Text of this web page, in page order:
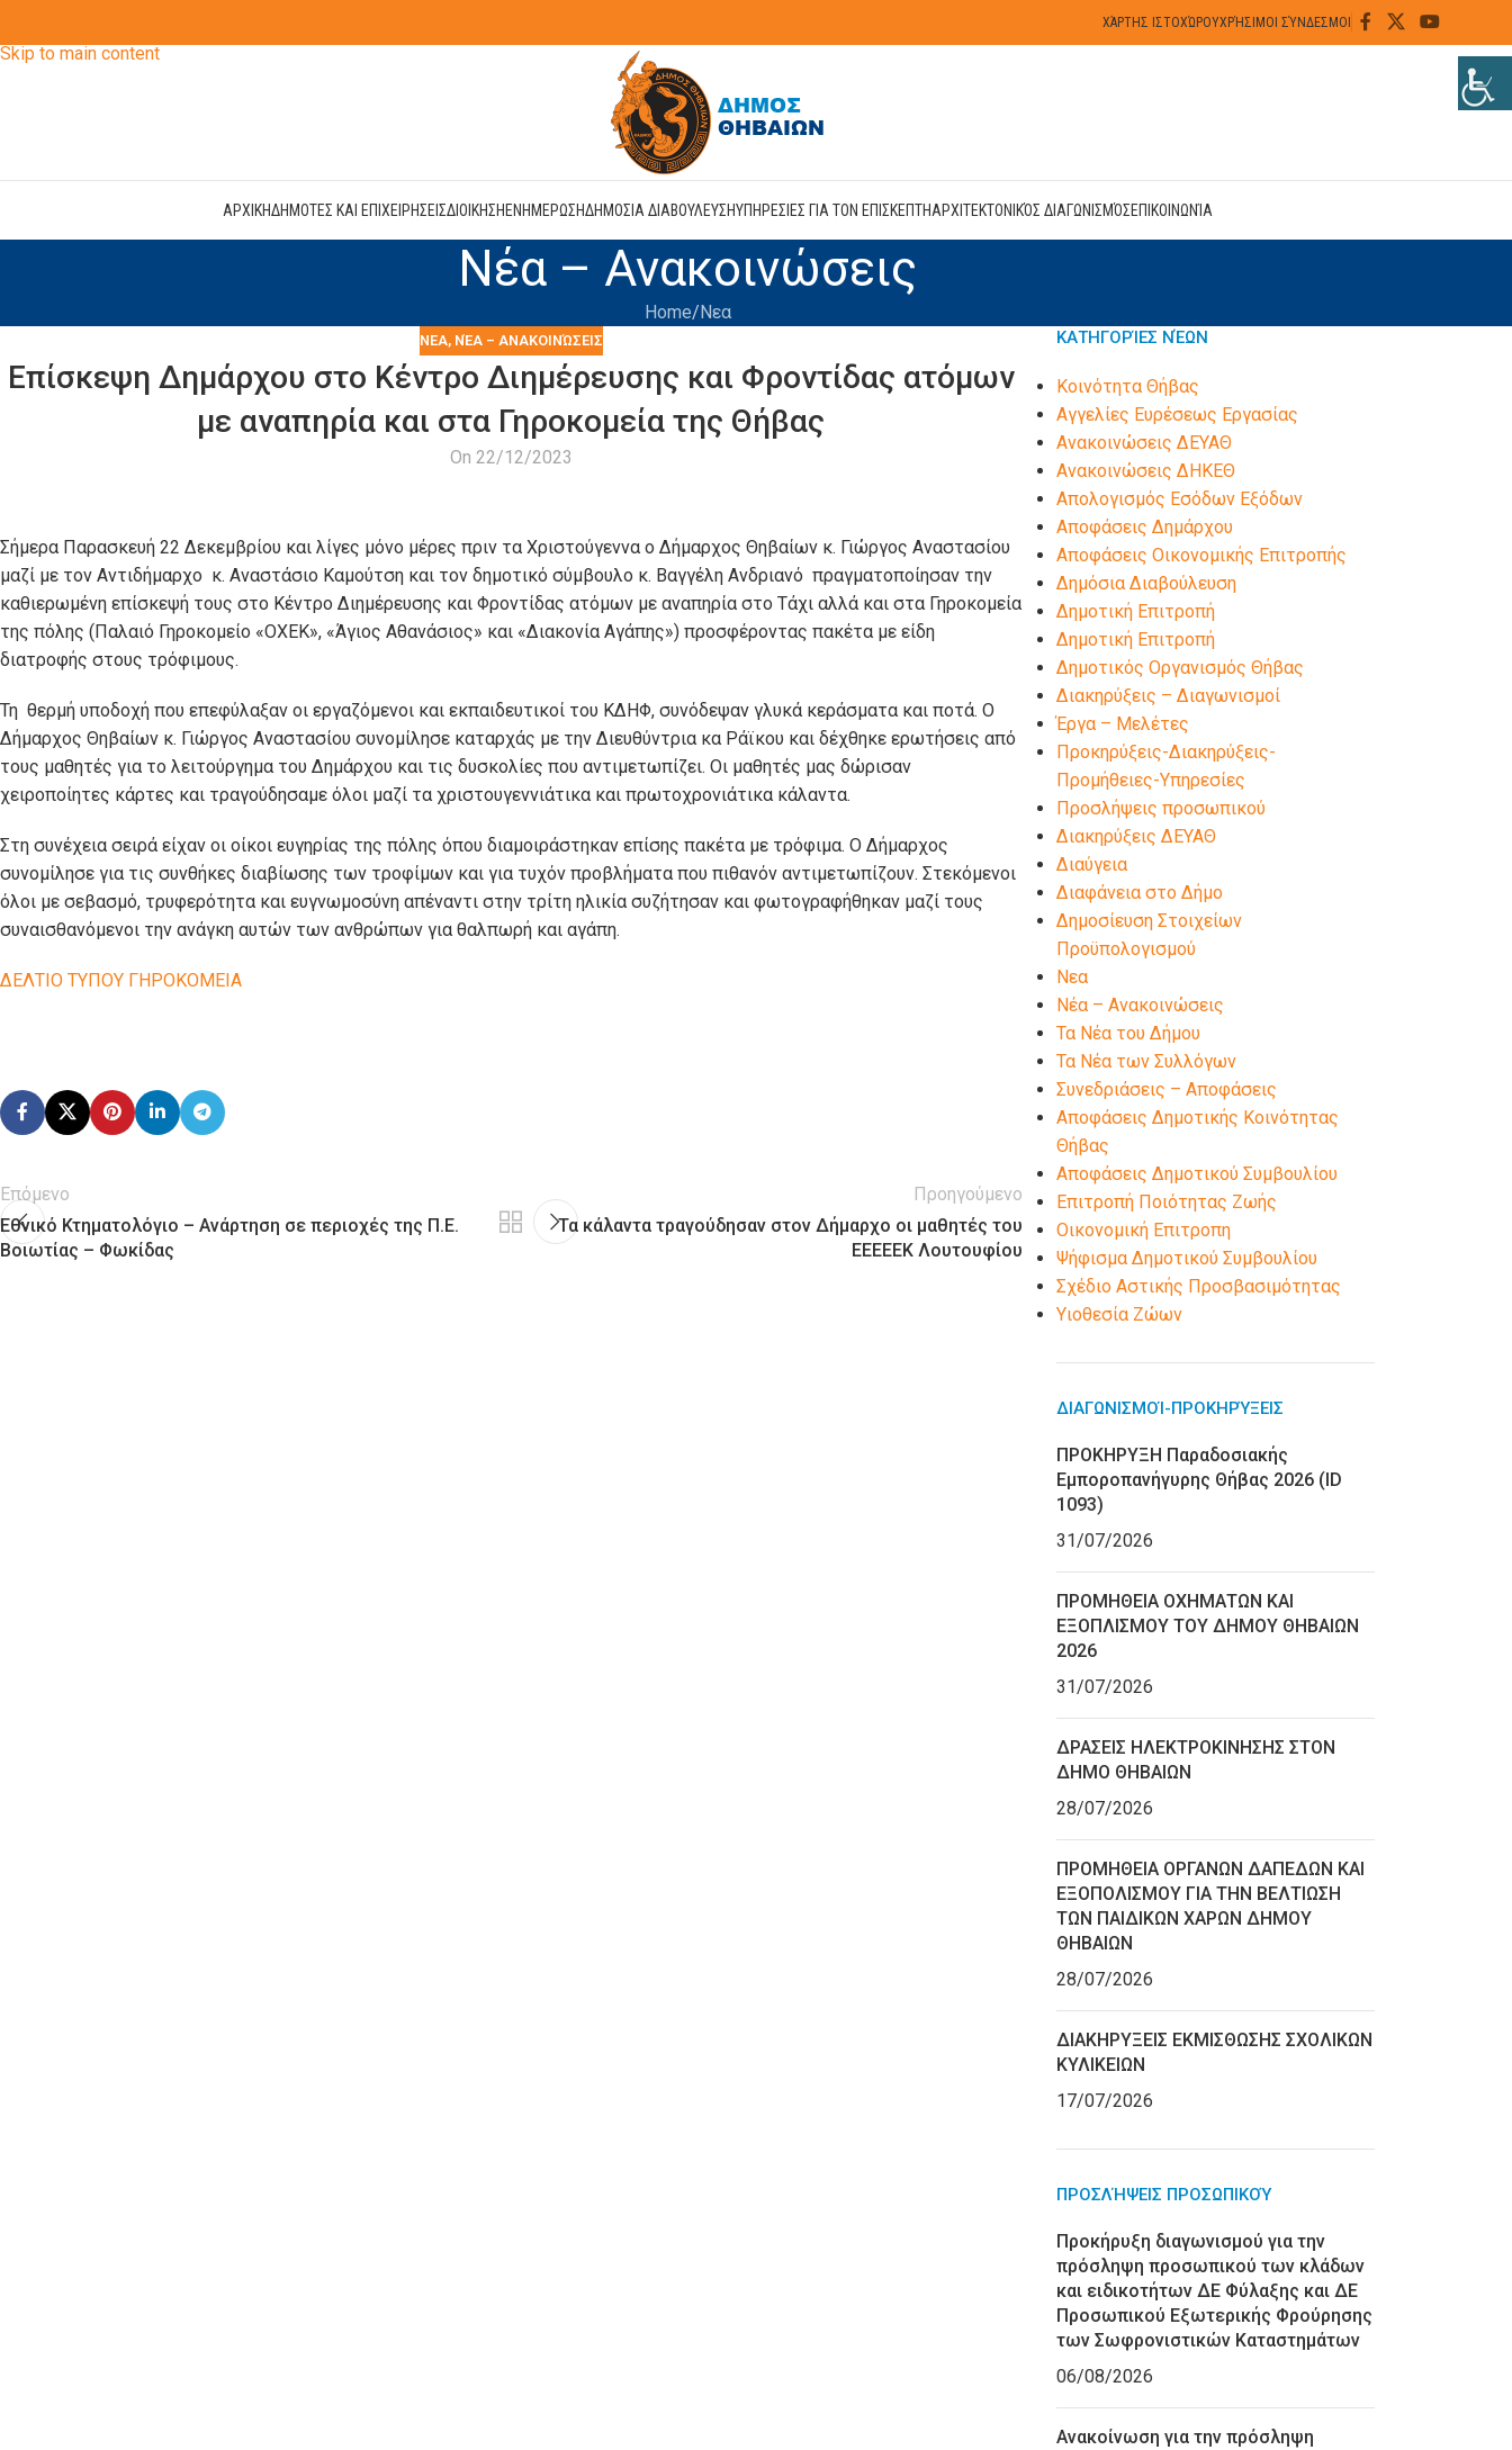
Skip to main content
ΧΆΡΤΗΣ ΙΣΤΟΧΏΡΟΥΧΡΉΣΙΜΟΙ ΣΎΝΔΕΣΜΟΙ
ΑΡΧΙΚΗΔΗΜΟΤΕΣ ΚΑΙ ΕΠΙΧΕΙΡΗΣΕΙΣΔΙΟΙΚΗΣΗΕΝΗΜΕΡΩΣΗΔΗΜΟΣΙΑ ΔΙΑΒΟΥΛΕΥΣΗΥΠΗΡΕΣΙΕΣ ΓΙΑ ΤΟΝ ΕΠΙΣΚΕΠΤΗΑΡΧΙΤΕΚΤΟΝΙΚΌΣ ΔΙΑΓΩΝΙΣΜΌΣΕΠΙΚΟΙΝΩΝΊΑ
Νέα – Ανακοινώσεις
Home Νεα
ΝΕΑ, ΝΈΑ – ΑΝΑΚΟΙΝΏΣΕΙΣ
Επίσκεψη Δημάρχου στο Κέντρο Διημέρευσης και Φροντίδας ατόμων
με αναπηρία και στα Γηροκομεία της Θήβας
On 22/12/2023
Σήμερα Παρασκευή 22 Δεκεμβρίου και λίγες μόνο μέρες πριν τα Χριστούγεννα ο Δήμαρχος Θηβαίων κ. Γιώργος Αναστασίου
μαζί με τον Αντιδήμαρχο κ. Αναστάσιο Καμούτση και τον δημοτικό σύμβουλο κ. Βαγγέλη Ανδριανό πραγματοποίησαν την
καθιερωμένη επίσκεψή τους στο Κέντρο Διημέρευσης και Φροντίδας ατόμων με αναπηρία στο Τάχι αλλά και στα Γηροκομεία
της πόλης (Παλαιό Γηροκομείο «ΟΧΕΚ», «Άγιος Αθανάσιος» και «Διακονία Αγάπης») προσφέροντας πακέτα με είδη
διατροφής στους τρόφιμους.
Τη θερμή υποδοχή που επεφύλαξαν οι εργαζόμενοι και εκπαιδευτικοί του ΚΔΗΦ, συνόδεψαν γλυκά κεράσματα και ποτά. Ο
Δήμαρχος Θηβαίων κ. Γιώργος Αναστασίου συνομίλησε καταρχάς με την Διευθύντρια κα Ράϊκου και δέχθηκε ερωτήσεις από
τους μαθητές για το λειτούργημα του Δημάρχου και τις δυσκολίες που αντιμετωπίζει. Οι μαθητές μας δώρισαν
χειροποίητες κάρτες και τραγούδησαμε όλοι μαζί τα χριστουγεννιάτικα και πρωτοχρονιάτικα κάλαντα.
Στη συνέχεια σειρά είχαν οι οίκοι ευγηρίας της πόλης όπου διαμοιράστηκαν επίσης πακέτα με τρόφιμα. Ο Δήμαρχος
συνομίλησε για τις συνθήκες διαβίωσης των τροφίμων και για τυχόν προβλήματα που πιθανόν αντιμετωπίζουν. Στεκόμενοι
όλοι με σεβασμό, τρυφερότητα και ευγνωμοσύνη απέναντι στην τρίτη ηλικία συζήτησαν και φωτογραφήθηκαν μαζί τους
συναισθανόμενοι την ανάγκη αυτών των ανθρώπων για θαλπωρή και αγάπη.
ΔΕΛΤΙΟ ΤΥΠΟΥ ΓΗΡΟΚΟΜΕΙΑ
Επόμενο
Εθνικό Κτηματολόγιο – Ανάρτηση σε περιοχές της Π.Ε.
Βοιωτίας – Φωκίδας
Προηγούμενο
Τα κάλαντα τραγούδησαν στον Δήμαρχο οι μαθητές του
ΕΕΕΕΕΚ Λουτουφίου
ΚΑΤΗΓΟΡΊΕΣ ΝΈΩΝ
Kοινότητα Θήβας
Αγγελίες Ευρέσεως Εργασίας
Ανακοινώσεις ΔΕΥΑΘ
Ανακοινώσεις ΔΗΚΕΘ
Απολογισμός Εσόδων Εξόδων
Αποφάσεις Δημάρχου
Αποφάσεις Οικονομικής Επιτροπής
Δημόσια Διαβούλευση
Δημοτική Επιτροπή
Δημοτική Επιτροπή
Δημοτικός Οργανισμός Θήβας
Διακηρύξεις – Διαγωνισμοί
Έργα – Μελέτες
Προκηρύξεις-Διακηρύξεις-
Προμήθειες-Υπηρεσίες
Προσλήψεις προσωπικού
Διακηρύξεις ΔΕΥΑΘ
Διαύγεια
Διαφάνεια στο Δήμο
Δημοσίευση Στοιχείων
Προϋπολογισμού
Νεα
Νέα – Ανακοινώσεις
Τα Νέα του Δήμου
Τα Νέα των Συλλόγων
Συνεδριάσεις – Αποφάσεις
Αποφάσεις Δημοτικής Κοινότητας
Θήβας
Αποφάσεις Δημοτικού Συμβουλίου
Επιτροπή Ποιότητας Ζωής
Οικονομική Επιτροπη
Ψήφισμα Δημοτικού Συμβουλίου
Σχέδιο Αστικής Προσβασιμότητας
Υιοθεσία Ζώων
ΔΙΑΓΩΝΙΣΜΟΊ-ΠΡΟΚΗΡΎΞΕΙΣ
ΠΡΟΚΗΡΥΞΗ Παραδοσιακής
Εμποροπανήγυρης Θήβας 2026 (ID
1093)
31/07/2026
ΠΡΟΜΗΘΕΙΑ ΟΧΗΜΑΤΩΝ ΚΑΙ
ΕΞΟΠΛΙΣΜΟΥ ΤΟΥ ΔΗΜΟΥ ΘΗΒΑΙΩΝ
2026
31/07/2026
ΔΡΑΣΕΙΣ ΗΛΕΚΤΡΟΚΙΝΗΣΗΣ ΣΤΟΝ
ΔΗΜΟ ΘΗΒΑΙΩΝ
28/07/2026
ΠΡΟΜΗΘΕΙΑ ΟΡΓΑΝΩΝ ΔΑΠΕΔΩΝ ΚΑΙ
ΕΞΟΠΟΛΙΣΜΟΥ ΓΙΑ ΤΗΝ ΒΕΛΤΙΩΣΗ
ΤΩΝ ΠΑΙΔΙΚΩΝ ΧΑΡΩΝ ΔΗΜΟΥ
ΘΗΒΑΙΩΝ
28/07/2026
ΔΙΑΚΗΡΥΞΕΙΣ ΕΚΜΙΣΘΩΣΗΣ ΣΧΟΛΙΚΩΝ
ΚΥΛΙΚΕΙΩΝ
17/07/2026
ΠΡΟΣΛΉΨΕΙΣ ΠΡΟΣΩΠΙΚΟΎ
Προκήρυξη διαγωνισμού για την
πρόσληψη προσωπικού των κλάδων
και ειδικοτήτων ΔΕ Φύλαξης και ΔΕ
Προσωπικού Εξωτερικής Φρούρησης
των Σωφρονιστικών Καταστημάτων
06/08/2026
Ανακοίνωση για την πρόσληψη